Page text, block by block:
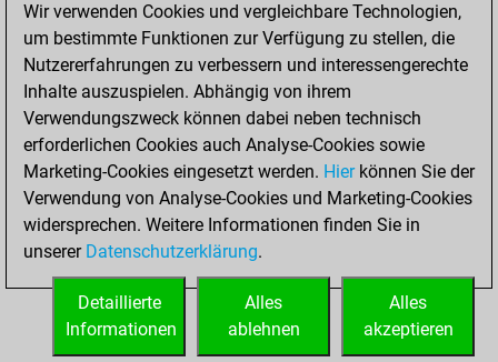
Bauernopfer
3
Matt auf vollem Brett
0
Bauer setzt Matt
Erstickte Matts
Unterverwandlungen
0
Türme auf der siebten
1
STARTSEITE
Wir verwenden Cookies und vergleichbare Technologien,
um bestimmte Funktionen zur Verfügung zu stellen, die
Nutzererfahrungen zu verbessern und interessengerechte
Inhalte auszuspielen. Abhängig von ihrem
Verwendungszweck können dabei neben technisch
erforderlichen Cookies auch Analyse-Cookies sowie
Marketing-Cookies eingesetzt werden. Hierkönnen Sie der
Verwendung von Analyse-Cookies und Marketing-Cookies
widersprechen. Weitere Informationen finden Sie in
unserer Datenschutzerklärung.
Alles
akzeptieren
Alles
ablehnen
Detaillierte
Informationen